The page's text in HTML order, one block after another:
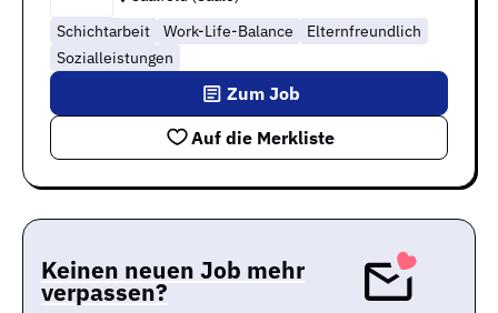
Schichtarbeit
Work-Life-Balance
Elternfreundlich
Sozialleistungen
Auf die Merkliste
Zum Job
Keinen neuen Job mehr
verpassen?